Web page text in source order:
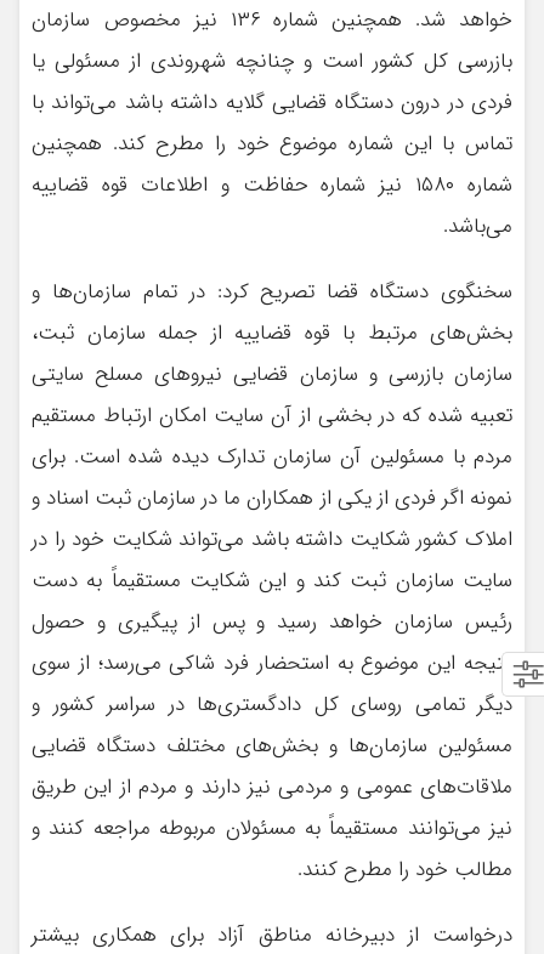
خواهد شد. همچنین شماره ۱۳۶ نیز مخصوص سازمان
بازرسی کل کشور است و چنانچه شهروندی از مسئولی یا
فردی در درون دستگاه قضایی گلایه داشته باشد می‌تواند با
تماس با این شماره موضوع خود را مطرح کند. همچنین
شماره ۱۵۸۰ نیز شماره حفاظت و اطلاعات قوه قضاییه
می‌باشد.
سخنگوی دستگاه قضا تصریح کرد: در تمام سازمان‌ها و
بخش‌های مرتبط با قوه قضاییه از جمله سازمان ثبت،
سازمان بازرسی و سازمان قضایی نیروهای مسلح سایتی
تعبیه شده که در بخشی از آن سایت امکان ارتباط مستقیم
مردم با مسئولین آن سازمان تدارک دیده شده است. برای
نمونه اگر فردی از یکی از همکاران ما در سازمان ثبت اسناد و
املاک کشور شکایت داشته باشد می‌تواند شکایت خود را در
سایت سازمان ثبت کند و این شکایت مستقیماً به دست
رئیس سازمان خواهد رسید و پس از پیگیری و حصول
نتیجه این موضوع به استحضار فرد شاکی می‌رسد؛ از سوی
دیگر تمامی روسای کل دادگستری‌ها در سراسر کشور و
مسئولین سازمان‌ها و بخش‌های مختلف دستگاه قضایی
ملاقات‌های عمومی و مردمی نیز دارند و مردم از این طریق
نیز می‌توانند مستقیماً به مسئولان مربوطه مراجعه کنند و
مطالب خود را مطرح کنند.
درخواست از دبیرخانه مناطق آزاد برای همکاری بیشتر